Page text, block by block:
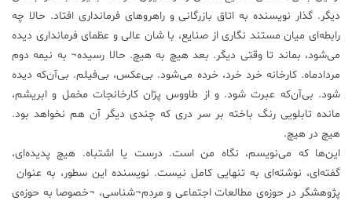
مجله
فرهنگی
و
هنری
دیگر. گذار نویسنده به اتاق بازرگانی و راهروهای فرمانداری افتاد. حالا چه
رابطه‌ای میان مستند نگاری از صنایع، با شان عالی و عظمای فرمانداری دیده
می‌شود، بماند تا وقتی دیگر. بعد هیچ به هیچ. حالا رسیده¬ به نیمه دوم
مردادماه. کارخانه خرد خرد، خرده می‌شود. بی‌عکس، بی‌فیلم. بی‌آن‌که دیده
شود. بی‌آن‌که عبرت شود. و از طاووس پرّان کارخانجات مخمل و ابریشم،
مانده تابلویی رنگ باخته بر سر دری که چندی دیگر آن هم نخواهد بود.
هیچ در هیچ.
این‌ها که می‌نویسم، نگاه من است. درست یا اشتباه. هیچ پدیده‌ای،
گفته‌ای، نوشته‌ای به تنهایی کامل نیست. نویسنده این سطور، به عنوان
پژوهشگر در حوزه‌ی مطالعات اجتماعی و مردم¬شناسی، ¬خصوصا به حوزه‌ی